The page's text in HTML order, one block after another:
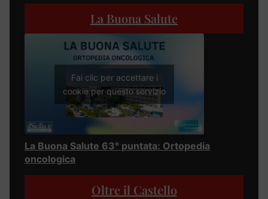
La Buona Salute
Fai clic per accettare i
cookie per questo servizio
La Buona Salute 63° puntata: Ortopedia
oncologica
Oltre il Castello